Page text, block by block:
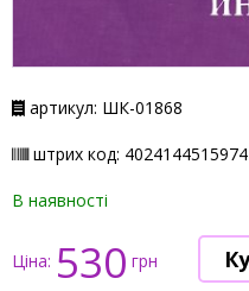
артикул: ШК-01868
штрих код: 4024144515974
В наявності
Ціна: 530 грн